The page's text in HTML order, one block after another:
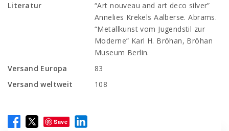
Literatur
“Art nouveau and art deco silver”
Annelies Krekels Aalberse. Abrams.
“Metallkunst vom Jugendstil zur
Moderne” Karl H. Bröhan, Bröhan
Museum Berlin.
Versand Europa
83
Versand weltweit
108
Save